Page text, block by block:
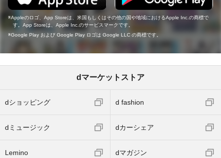
Appleのロゴ、App Storeは、米国もしくはその他の国や地域におけるApple Inc.の商標で
す。App Storeは、Apple Inc.のサービスマークです。
Google Play および Google Play ロゴは Google LLC の商標です。
dマーケットストア
dショッピング d fashion
dミュージック dカーシェア
Lemino dマガジン